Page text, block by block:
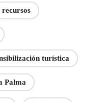
recursos
turística
Palma